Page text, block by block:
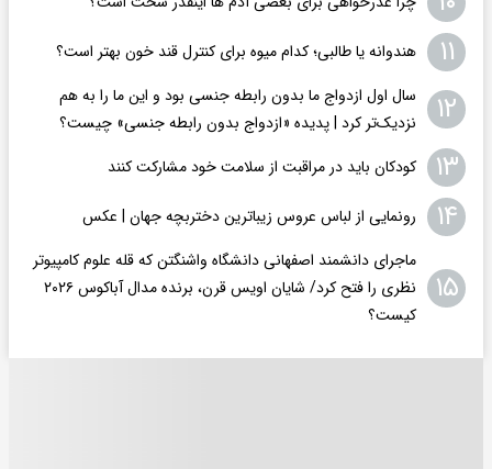
۱۱ هندوانه یا طالبی؛ کدام‌ میوه برای کنترل قند خون بهتر است؟
۱۲
سال اول ازدواج ما بدون رابطه جنسی بود و این ما را به هم
نزدیک‌تر کرد | پدیده «ازدواج بدون رابطه جنسی» چیست؟
۱۳ کودکان باید در مراقبت از سلامت خود مشارکت کنند
۱۴ رونمایی از لباس عروس زیباترین دختربچه جهان | عکس
۱۵
ماجرای دانشمند اصفهانی دانشگاه واشنگتن که قله علوم کامپیوتر
نظری را فتح کرد/ شایان اویس‌ قرن، برنده مدال آباکوس ۲۰۲۶
کیست؟